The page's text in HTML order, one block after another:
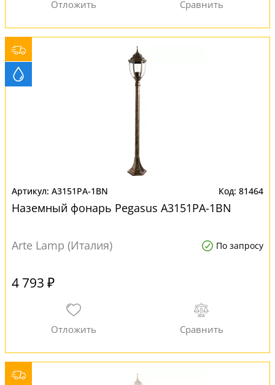
A3151PA-1BN 81464
Наземный фонарь Pegasus A3151PA-1BN
Arte Lamp (Италия) По запросу
4 793 ₽